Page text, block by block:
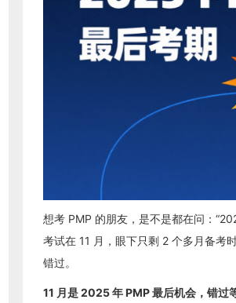
想考 PMP 的朋友，是不是都在问：
考试在 11 月，眼下只剩 2 个多月备考
错过。
11 月是 2025 年 PMP 最后机会，错过